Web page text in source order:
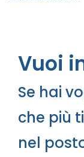
Vuoi
Se hai
che più
nel